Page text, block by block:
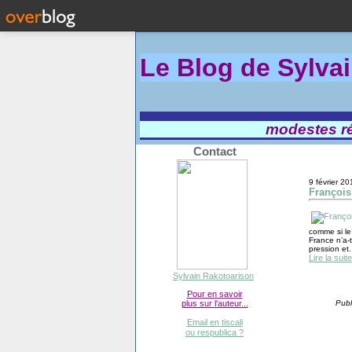
Le Blog de
modestes
Contact
Sylvain Rakotoarison
Pour en savoir
plus sur l'auteur...
Email en tiscali
ou respublica ?
9 février
comme si
France
pression et...
Lire la suite